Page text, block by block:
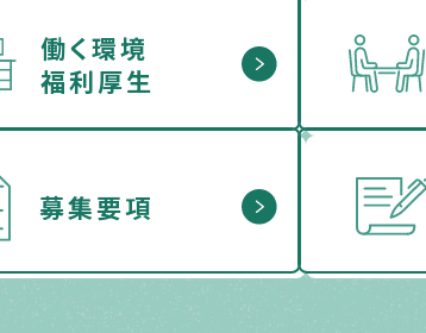
働く環境
福利厚生
募集要項